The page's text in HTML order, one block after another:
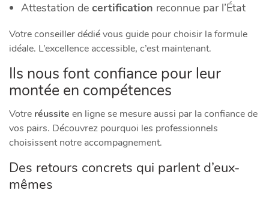
Attestation de certification reconnue par l’État
Votre conseiller dédié vous guide pour choisir la formule
idéale. L’excellence accessible, c’est maintenant.
Ils nous font confiance pour leur
montée en compétences
Votre réussite en ligne se mesure aussi par la confiance de
vos pairs. Découvrez pourquoi les professionnels
choisissent notre accompagnement.
Des retours concrets qui parlent d’eux-
mêmes